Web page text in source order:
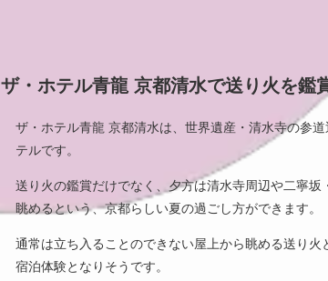
ザ・ホテル青龍 京都清水で送り火を鑑
ザ・ホテル青龍 京都清水は、世界遺産・清水寺の参
テルです。
送り火の鑑賞だけでなく、夕方は清水寺周辺や二寧
眺めるという、京都らしい夏の過ごし方ができます。
通常は立ち入ることのできない屋上から眺める送り
宿泊体験となりそうです。